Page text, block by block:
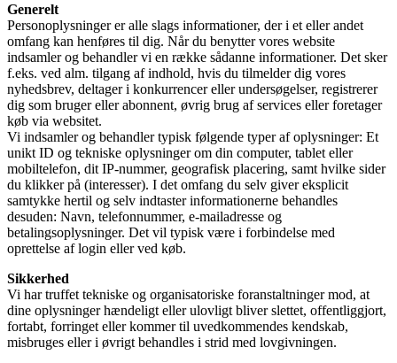
Generelt
Personoplysninger er alle slags informationer, der i et eller andet
omfang kan henføres til dig. Når du benytter vores website
indsamler og behandler vi en række sådanne informationer. Det sker
f.eks. ved alm. tilgang af indhold, hvis du tilmelder dig vores
nyhedsbrev, deltager i konkurrencer eller undersøgelser, registrerer
dig som bruger eller abonnent, øvrig brug af services eller foretager
køb via websitet.
Vi indsamler og behandler typisk følgende typer af oplysninger: Et
unikt ID og tekniske oplysninger om din computer, tablet eller
mobiltelefon, dit IP-nummer, geografisk placering, samt hvilke sider
du klikker på (interesser). I det omfang du selv giver eksplicit
samtykke hertil og selv indtaster informationerne behandles
desuden: Navn, telefonnummer, e-mailadresse og
betalingsoplysninger. Det vil typisk være i forbindelse med
oprettelse af login eller ved køb.
Sikkerhed
Vi har truffet tekniske og organisatoriske foranstaltninger mod, at
dine oplysninger hændeligt eller ulovligt bliver slettet, offentliggjort,
fortabt, forringet eller kommer til uvedkommendes kendskab,
misbruges eller i øvrigt behandles i strid med lovgivningen.